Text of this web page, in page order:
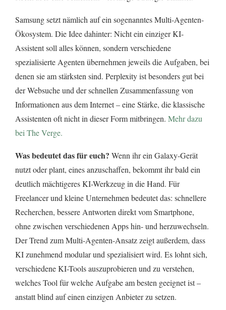
Samsung setzt nämlich auf ein sogenanntes Multi-Agenten-
Ökosystem. Die Idee dahinter: Nicht ein einziger KI-
Assistent soll alles können, sondern verschiedene
spezialisierte Agenten übernehmen jeweils die Aufgaben, bei
denen sie am stärksten sind. Perplexity ist besonders gut bei
der Websuche und der schnellen Zusammenfassung von
Informationen aus dem Internet – eine Stärke, die klassische
Assistenten oft nicht in dieser Form mitbringen. Mehr dazu
bei The Verge.
Was bedeutet das für euch? Wenn ihr ein Galaxy-Gerät
nutzt oder plant, eines anzuschaffen, bekommt ihr bald ein
deutlich mächtigeres KI-Werkzeug in die Hand. Für
Freelancer und kleine Unternehmen bedeutet das: schnellere
Recherchen, bessere Antworten direkt vom Smartphone,
ohne zwischen verschiedenen Apps hin- und herzuwechseln.
Der Trend zum Multi-Agenten-Ansatz zeigt außerdem, dass
KI zunehmend modular und spezialisiert wird. Es lohnt sich,
verschiedene KI-Tools auszuprobieren und zu verstehen,
welches Tool für welche Aufgabe am besten geeignet ist –
anstatt blind auf einen einzigen Anbieter zu setzen.